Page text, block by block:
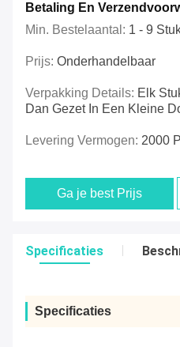
Betaling En
Min. Bestelaantal: 1 - 9
Prijs: Onderhandelbaar
Verpakking Details: Elk
Dan Gezet In Een Kleine
Levering Vermogen: 2000
Ga je best Prijs
Specificaties
Specificaties